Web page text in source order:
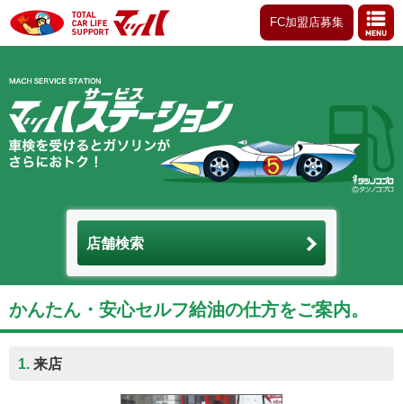
FC加盟店募集
店舗検索
かんたん・安心セルフ給油の仕方をご案内。
1. 来店